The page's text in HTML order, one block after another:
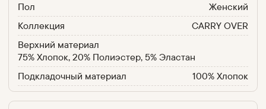
Пол
Женский
Коллекция
CARRY OVER
Верхний материал
75% Хлопок, 20% Полиэстер, 5% Эластан
Подкладочный материал
100% Хлопок